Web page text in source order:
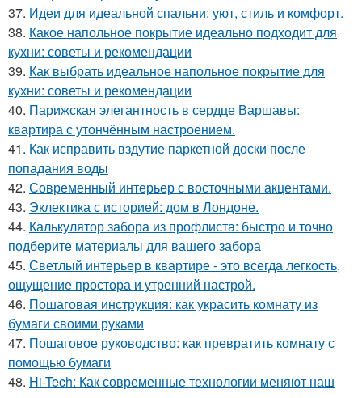
37. Идеи для идеальной спальни: уют, стиль и комфорт.
38. Какое напольное покрытие идеально подходит для
кухни: советы и рекомендации
39. Как выбрать идеальное напольное покрытие для
кухни: советы и рекомендации
40. Парижская элегантность в сердце Варшавы:
квартира с утончённым настроением.
41. Как исправить вздутие паркетной доски после
попадания воды
42. Современный интерьер с восточными акцентами.
43. Эклектика с историей: дом в Лондоне.
44. Калькулятор забора из профлиста: быстро и точно
подберите материалы для вашего забора
45. Светлый интерьер в квартире - это всегда легкость,
ощущение простора и утренний настрой.
46. Пошаговая инструкция: как украсить комнату из
бумаги своими руками
47. Пошаговое руководство: как превратить комнату с
помощью бумаги
48. Hi-Tech: Как современные технологии меняют наш